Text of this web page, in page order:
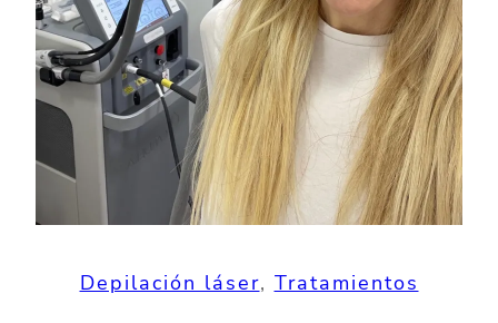
Depilación láser, Tratamientos